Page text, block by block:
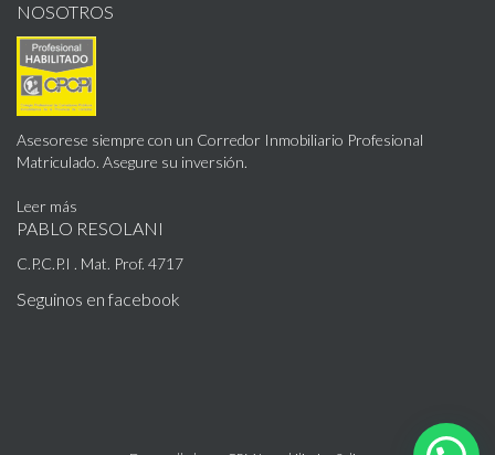
NOSOTROS
Asesorese siempre con un Corredor Inmobiliario Profesional
Matriculado. Asegure su inversión.
Leer más
PABLO RESOLANI
C.P.C.P.I . Mat. Prof. 4717
Seguinos en facebook